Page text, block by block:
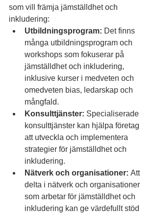
som vill främja jämställdhet och
inkludering:
Utbildningsprogram: Det finns
många utbildningsprogram och
workshops som fokuserar på
jämställdhet och inkludering,
inklusive kurser i medveten och
omedveten bias, ledarskap och
mångfald.
Konsulttjänster: Specialiserade
konsulttjänster kan hjälpa företag
att utveckla och implementera
strategier för jämställdhet och
inkludering.
Nätverk och organisationer: Att
delta i nätverk och organisationer
som arbetar för jämställdhet och
inkludering kan ge värdefullt stöd